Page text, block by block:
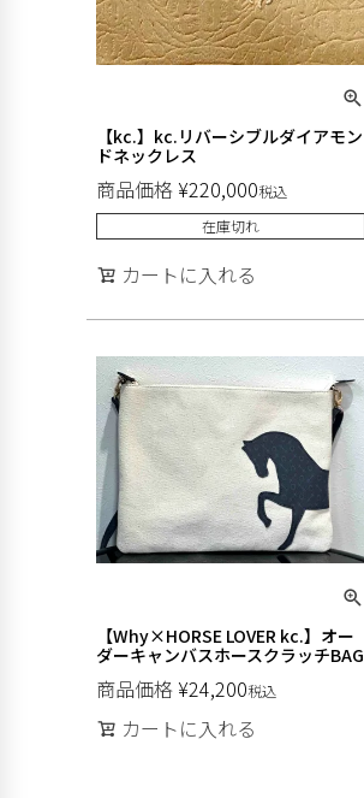
【kc.】kc.リバーシブルダイアモン
ドネックレス
商品価格 ¥220,000税込
在庫切れ
カートに入れる
【Why×HORSE LOVER kc.】オー
ダーキャンバスホースクラッチBAG
商品価格 ¥24,200税込
カートに入れる